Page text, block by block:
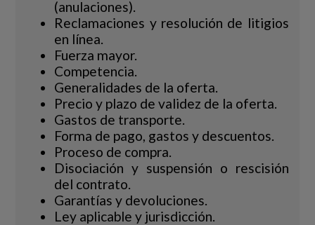
(anulaciones).
Reclamaciones y resolución de litigios
en línea.
Fuerza mayor.
Competencia.
Generalidades de la oferta.
Precio y plazo de validez de la oferta.
Gastos de transporte.
Forma de pago, gastos y descuentos.
Proceso de compra.
Disociación y suspensión o rescisión
del contrato.
Garantías y devoluciones.
Ley aplicable y jurisdicción.